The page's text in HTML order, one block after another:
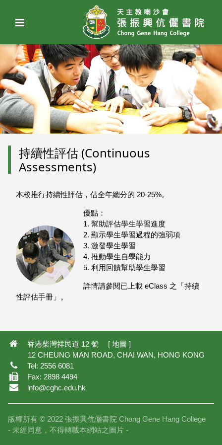
持續性評估 (Continuous
Assessments)
本校推行持續性評估，佔全年總分的 20-25%。
優點：
1. 幫助評估學生學習進度
2. 顯示學生學習過程的強弱項
3. 激發學生學習
4. 推動學生自學能力
5. 利用回饋幫助學生學習
詳情請參閱已上載 eClass 之「持續
性評估手冊」。
香港柴灣祥民道 12 號 [ 地圖]
12 CHEUNG MAN ROAD, CHAI WAN, HONG KONG
Tel: 2556 6081
Fax: 2898 4494
info@cghc.edu.hk
版權所有 © 2022 張振興伉儷書院 Chong Gene Hang College
- 未經同意，不得轉載本網站之圖片 -